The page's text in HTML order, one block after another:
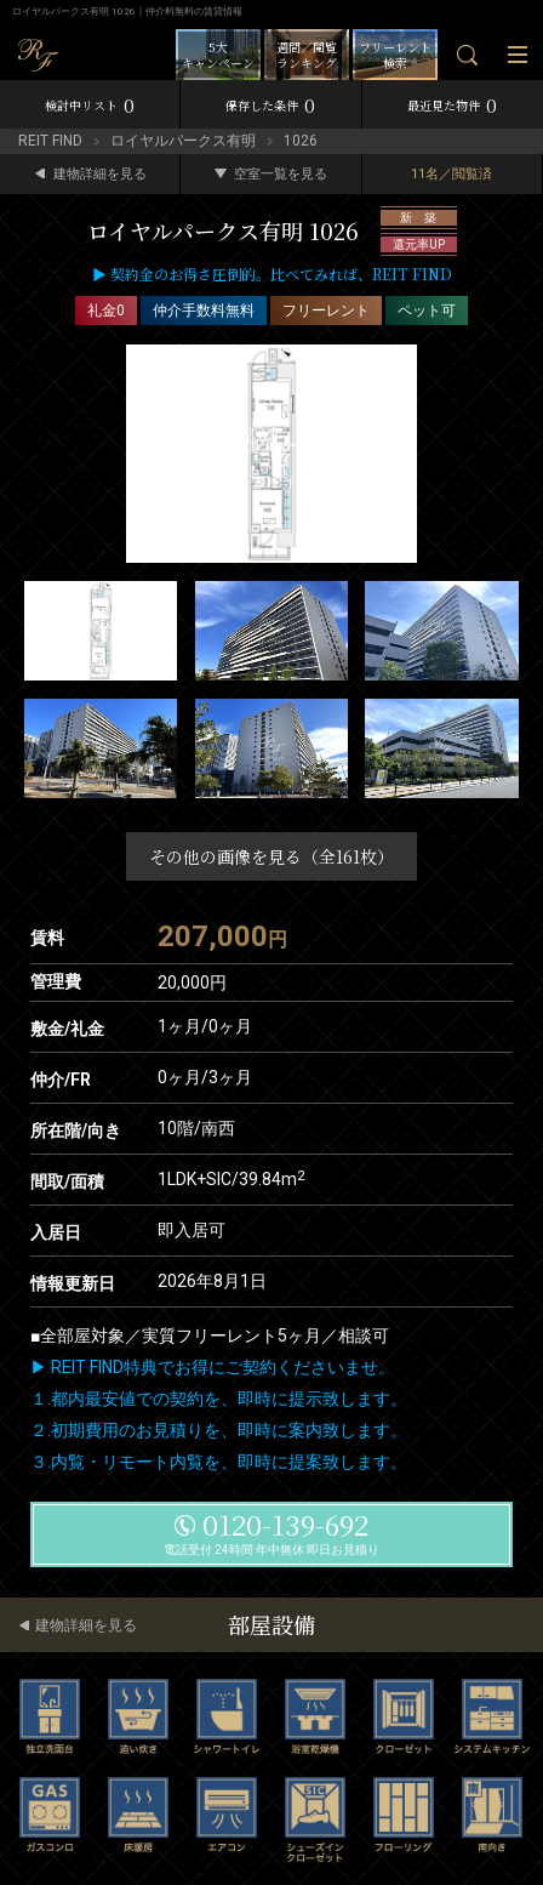
ロイヤルパークス有明 1026｜仲介料無料の賃貸情報
フリーレント
検索
週間／閲覧
ランキング
5大
キャンペーン
検討中リスト 0 保存した条件 0 最近見た物件 0
REIT FIND ロイヤルパークス有明 1026
建物詳細を見る 空室一覧を見る 11名／閲覧済
ロイヤルパークス有明 1026
新 築
還元率UP
▶ 契約金のお得さ圧倒的。比べてみれば、REIT FIND
礼金0 仲介手数料無料 フリーレント ペット可
その他の画像を見る（全161枚）
賃料 207,000 円
管理費 20,000円
敷金/礼金 1ヶ月/0ヶ月
仲介/FR 0ヶ月/3ヶ月
所在階/向き 10階/南西
間取/面積 1LDK+SIC/39.84m2
入居日 即入居可
情報更新日 2026年8月1日
■全部屋対象／実質フリーレント5ヶ月／相談可
▶ REIT FIND特典でお得にご契約くださいませ。
１.都内最安値での契約を、即時に提示致します。
２.初期費用のお見積りを、即時に案内致します。
３.内覧・リモート内覧を、即時に提案致します。
0120-139-692
電話受付 24時間 年中無休 即日お見積り
部屋設備
建物詳細を見る